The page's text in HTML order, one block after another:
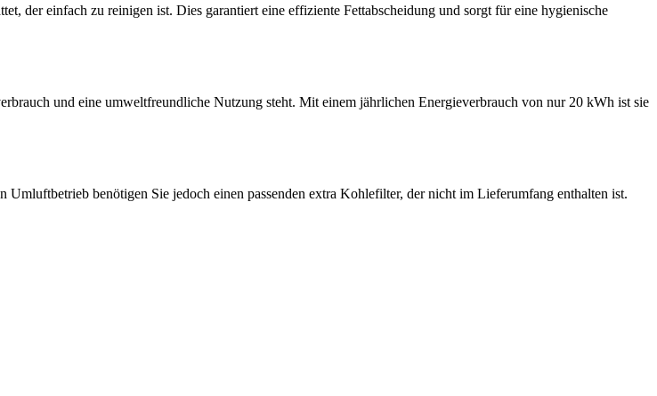
der einfach zu reinigen ist. Dies garantiert eine effiziente Fettabscheidung und sorgt für eine hygienische
und eine umweltfreundliche Nutzung steht. Mit einem jährlichen Energieverbrauch von nur 20 kWh ist sie
benötigen Sie jedoch einen passenden extra Kohlefilter, der nicht im Lieferumfang enthalten ist.